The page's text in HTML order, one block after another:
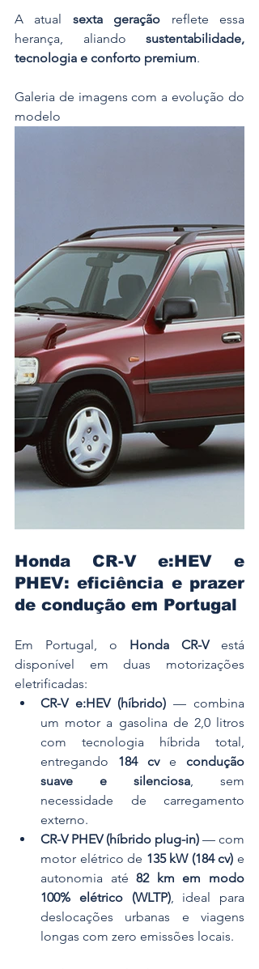
A atual sexta geração reflete essa
herança, aliando sustentabilidade,
tecnologia e conforto premium.
Galeria de imagens com a evolução do
modelo
Honda CR-V e:HEV e
PHEV: eficiência e prazer
de condução em Portugal
Em Portugal, o Honda CR-V está
disponível em duas motorizações
eletrificadas:
CR-V e:HEV (híbrido) — combina
um motor a gasolina de 2,0 litros
com tecnologia híbrida total,
entregando 184 cv e condução
suave e silenciosa, sem
necessidade de carregamento
externo.
CR-V PHEV (híbrido plug-in) — com
motor elétrico de 135 kW (184 cv) e
autonomia até 82 km em modo
100% elétrico (WLTP), ideal para
deslocações urbanas e viagens
longas com zero emissões locais.